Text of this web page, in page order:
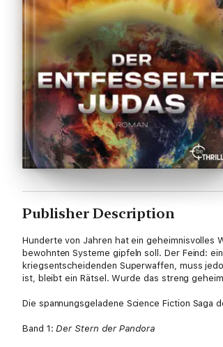
Publisher Description
Hunderte von Jahren hat ein geheimnisvolles
bewohnten Systeme gipfeln soll. Der Feind:
kriegsentscheidenden Superwaffen, muss
ist, bleibt ein Rätsel. Wurde das streng
Die spannungsgeladene Science Fiction Saga
Band 1:Der Stern der Pandora